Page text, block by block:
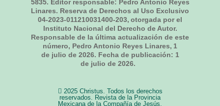
5835. Editor responsable: Pedro Antonio Reyes
Linares. Reserva de Derechos al Uso Exclusivo
04-2023-011210031400-203, otorgada por el
Instituto Nacional del Derecho de Autor.
Responsable de la última actualización de este
número, Pedro Antonio Reyes Linares, 1
de julio de 2026. Fecha de publicación: 1
de julio de 2026.
2025 Christus. Todos los derechos
reservados. Revista de la Provincia
Mexicana de la Compañía de Jesús,